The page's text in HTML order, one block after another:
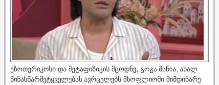
ეზოთერიკოსი და მეტაფიზიკის მცოდნე, გოგა მანია, ახალ
წინასწარმეტყველებას ავრცელებს მსოფლიოში მიმდინარე